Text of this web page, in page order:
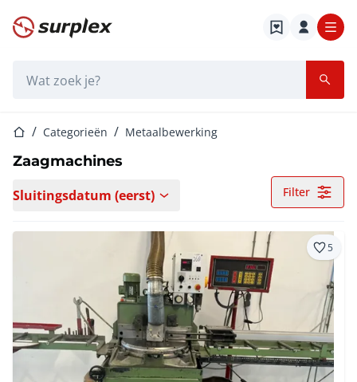
Startpagina
StartpaginaCategorieën Metaalbewerking
Zaagmachines
Sluitingsdatum (eerst) Filter
5